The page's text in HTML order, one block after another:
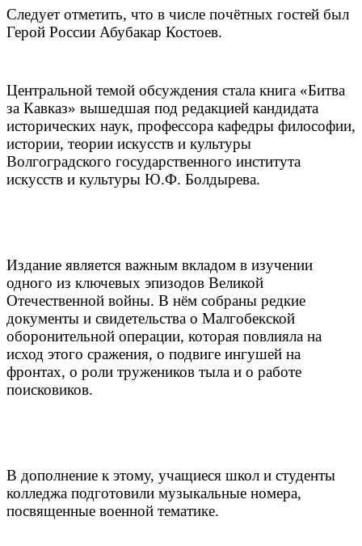
Следует отметить, что в числе почётных гостей был
Герой России Абубакар Костоев.
Центральной темой обсуждения стала книга «Битва
за Кавказ» вышедшая под редакцией кандидата
исторических наук, профессора кафедры философии,
истории, теории искусств и культуры
Волгоградского государственного института
искусств и культуры Ю.Ф. Болдырева.
Издание является важным вкладом в изучении
одного из ключевых эпизодов Великой
Отечественной войны. В нём собраны редкие
документы и свидетельства о Малгобекской
оборонительной операции, которая повлияла на
исход этого сражения, о подвиге ингушей на
фронтах, о роли тружеников тыла и о работе
поисковиков.
В дополнение к этому, учащиеся школ и студенты
колледжа подготовили музыкальные номера,
посвященные военной тематике.